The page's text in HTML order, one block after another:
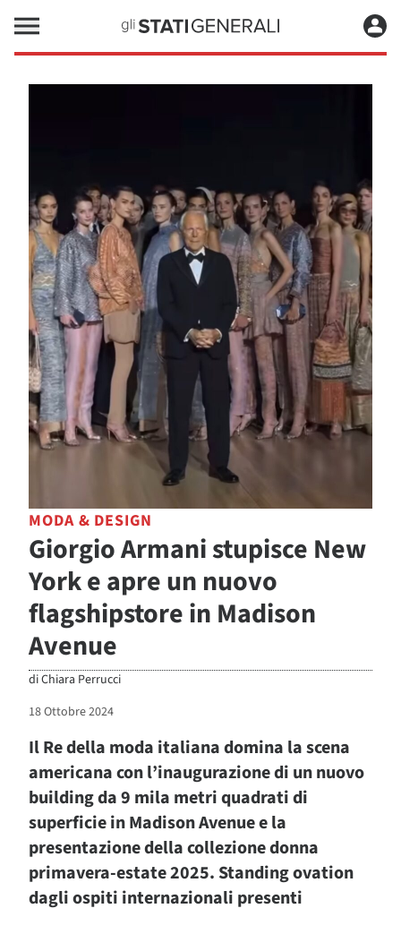
MODA & DESIGN
Giorgio Armani stupisce New
York e apre un nuovo
flagshipstore in Madison
Avenue
diChiara Perrucci
18 Ottobre 2024
Il Re della moda italiana domina la scena
americana con l’inaugurazione di un nuovo
building da 9 mila metri quadrati di
superficie in Madison Avenue e la
presentazione della collezione donna
primavera-estate 2025. Standing ovation
dagli ospiti internazionali presenti